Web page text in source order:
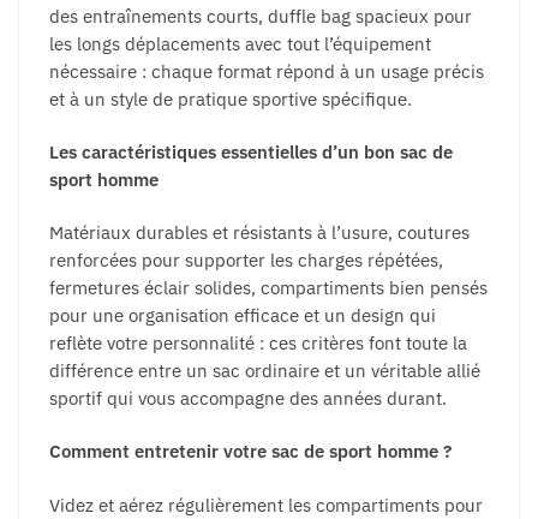
des entraînements courts, duffle bag spacieux pour
les longs déplacements avec tout l’équipement
nécessaire : chaque format répond à un usage précis
et à un style de pratique sportive spécifique.
Les caractéristiques essentielles d’un bon sac de
sport homme
Matériaux durables et résistants à l’usure, coutures
renforcées pour supporter les charges répétées,
fermetures éclair solides, compartiments bien pensés
pour une organisation efficace et un design qui
reflète votre personnalité : ces critères font toute la
différence entre un sac ordinaire et un véritable allié
sportif qui vous accompagne des années durant.
Comment entretenir votre sac de sport homme ?
Videz et aérez régulièrement les compartiments pour